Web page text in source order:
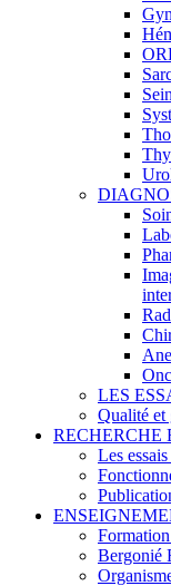
Sein
LES
Qualité et
RECHERCHE
Les
Bergonié